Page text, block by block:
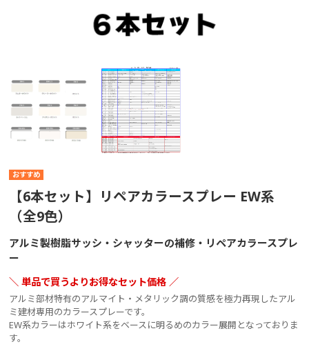
【6本セット】リペアカラースプレー EW系
（全9色）
アルミ製樹脂サッシ・シャッターの補修・リペアカラースプレ
ー
＼ 単品で買うよりお得なセット価格 ／
アルミ部材特有のアルマイト・メタリック調の質感を極力再現したアル
ミ建材専用のカラースプレーです。
EW系カラーはホワイト系をベースに明るめのカラー展開となっておりま
す。